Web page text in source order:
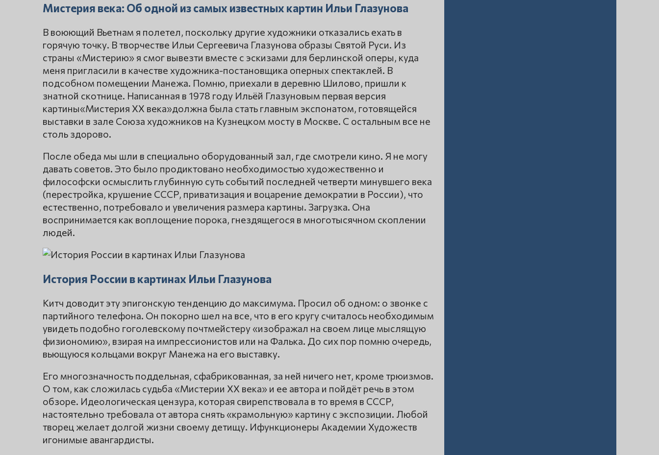
Мистерия века: Об одной из самых известных картин Ильи Глазунова
В воюющий Вьетнам я полетел, поскольку другие художники отказались ехать в
горячую точку. В творчестве Ильи Сергеевича Глазунова образы Святой Руси. Из
страны «Мистерию» я смог вывезти вместе с эскизами для берлинской оперы, куда
меня пригласили в качестве художника-постановщика оперных спектаклей. В
подсобном помещении Манежа. Помню, приехали в деревню Шилово, пришли к
знатной скотнице. Написанная в 1978 году Ильёй Глазуновым первая версия
картины«Мистерия XX века»должна была стать главным экспонатом, готовящейся
выставки в зале Союза художников на Кузнецком мосту в Москве. С остальным все не
столь здорово.
После обеда мы шли в специально оборудованный зал, где смотрели кино. Я не могу
давать советов. Это было продиктовано необходимостью художественно и
философски осмыслить глубинную суть событий последней четверти минувшего века
(перестройка, крушение СССР, приватизация и воцарение демократии в России), что
естественно, потребовало и увеличения размера картины. Загрузка. Она
воспринимается как воплощение порока, гнездящегося в многотысячном скоплении
людей.
История России в картинах Ильи Глазунова
Китч доводит эту эпигонскую тенденцию до максимума. Просил об одном: о звонке с
партийного телефона. Он покорно шел на все, что в его кругу считалось необходимым
увидеть подобно гоголевскому почтмейстеру «изображал на своем лице мыслящую
физиономию», взирая на импрессионистов или на Фалька. До сих пор помню очередь,
вьющуюся кольцами вокруг Манежа на его выставку.
Его многозначность поддельная, сфабрикованная, за ней ничего нет, кроме трюизмов.
О том, как сложилась судьба «Мистерии XX века» и ее автора и пойдёт речь в этом
обзоре. Идеологическая цензура, которая свирепствовала в то время в СССР,
настоятельно требовала от автора снять «крамольную» картину с экспозиции. Любой
творец желает долгой жизни своему детищу. Ифункционеры Академии Художеств
игонимые авангардисты.